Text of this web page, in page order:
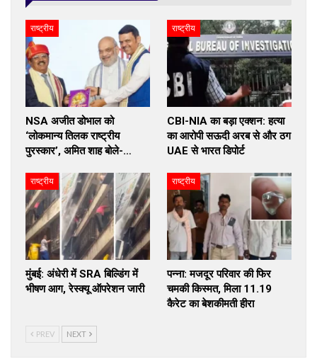
राष्ट्रीय
NSA अजीत डोभाल को
‘लोकमान्य तिलक राष्ट्रीय
पुरस्कार’, अमित शाह बोले-…
राष्ट्रीय
CBI-NIA का बड़ा एक्शन: हत्या
का आरोपी सऊदी अरब से और ठग
UAE से भारत डिपोर्ट
राष्ट्रीय
मुंबई: अंधेरी में SRA बिल्डिंग में
भीषण आग, रेस्क्यू ऑपरेशन जारी
राष्ट्रीय
पन्ना: मजदूर परिवार की फिर
चमकी किस्मत, मिला 11.19
कैरेट का बेशकीमती हीरा
PREV NEXT